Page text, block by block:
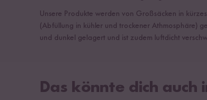
Unsere Produkte werden von Großsäcken in
(Abfüllung in kühler und trockener Athmosphäre)
und dunkel gelagert und ist zudem luftdicht
Das könnte dich auch